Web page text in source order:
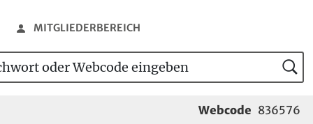
MITGLIEDERBEREICH
oder Webcode eingeben
Webcode 836576